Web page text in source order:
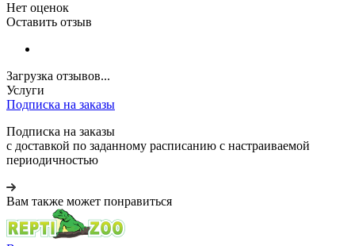
Нет оценок
Оставить отзыв
Загрузка отзывов...
Услуги
Подписка на заказы
Подписка на заказы
с доставкой по заданному расписанию с настраиваемой
периодичностью
Вам также может понравиться